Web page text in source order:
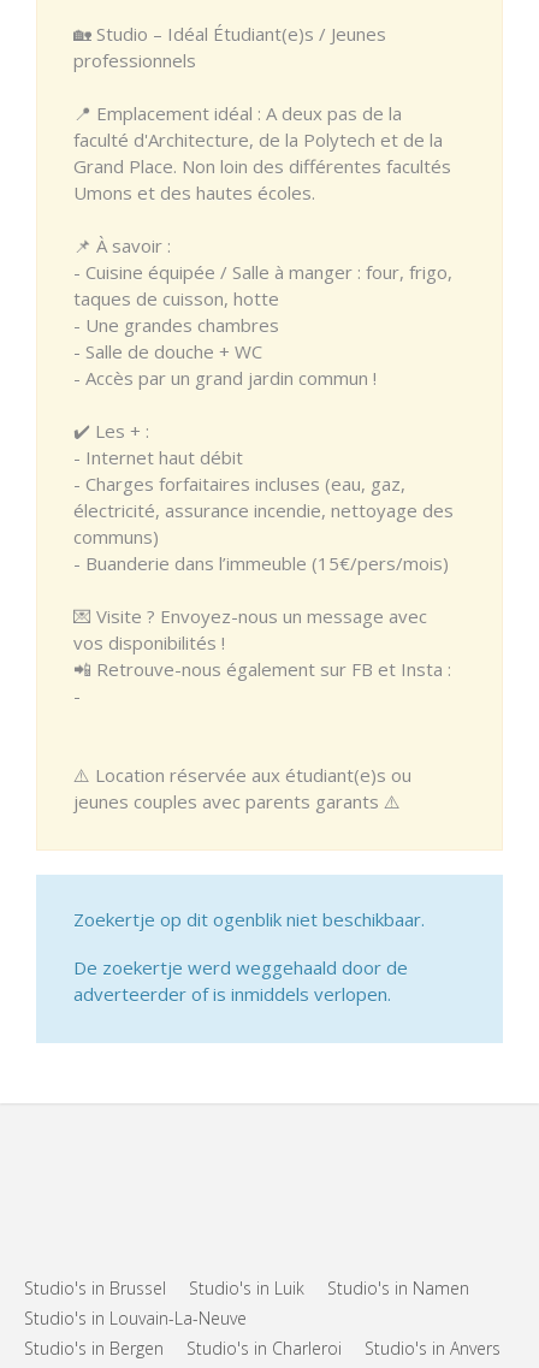
🏡 Studio – Idéal Étudiant(e)s / Jeunes
professionnels
📍 Emplacement idéal : A deux pas de la
faculté d'Architecture, de la Polytech et de la
Grand Place. Non loin des différentes facultés
Umons et des hautes écoles.
📌 À savoir :
- Cuisine équipée / Salle à manger : four, frigo,
taques de cuisson, hotte
- Une grandes chambres
- Salle de douche + WC
- Accès par un grand jardin commun !
✔️ Les + :
- Internet haut débit
- Charges forfaitaires incluses (eau, gaz,
électricité, assurance incendie, nettoyage des
communs)
- Buanderie dans l’immeuble (15€/pers/mois)
💌 Visite ? Envoyez-nous un message avec
vos disponibilités !
📲 Retrouve-nous également sur FB et Insta :
-
⚠️ Location réservée aux étudiant(e)s ou
jeunes couples avec parents garants ⚠️
Zoekertje op dit ogenblik niet beschikbaar.
De zoekertje werd weggehaald door de
adverteerder of is inmiddels verlopen.
Studio's in Brussel Studio's in Luik
Studio's in Namen
Studio's in Louvain-La-Neuve
Studio's in Bergen
Studio's in Charleroi
Studio's in Anvers